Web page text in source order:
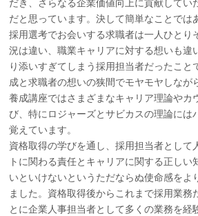
だき、さらなる企業価値向上に貢献してい
だと思っています。決して簡単なことでは
採用選考でお会いする求職者は一人ひとり
況は違い、職業キャリアに対する想いも違
り添いすぎてしまう採用担当者だったこと
成と求職者の想いの狭間でモヤモヤしなが
養成講座ではさまざまなキャリア理論やカ
び、特にロジャーズとサビカスの理論には
覚えています。
資格取得の学びを通し、採用担当者として
トに関わる責任とキャリアに関する正しい
いといけないというただならぬ使命感をよ
ました。資格取得後からこれまで採用業務
とに企業人事担当者として多くの業務を経